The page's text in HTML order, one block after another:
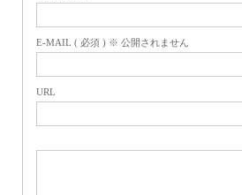
E-MAIL ( 必須 ) ※ 公開されません
URL